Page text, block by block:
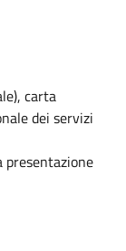
carta
dei servizi